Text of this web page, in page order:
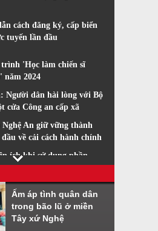
cách đăng ký, cấp biển
tuyến lần đầu
'Học làm chiến sĩ
năm 2024
Người dân hài lòng với Bộ
cửa Công an cấp xã
Nghệ An giữ vững thành
về cải cách hành chính
ích khi sử dụng phần
ký tài khoản định danh
Ấm áp tình quân dân
trong bão lũ ở miền
Tây xứ Nghệ